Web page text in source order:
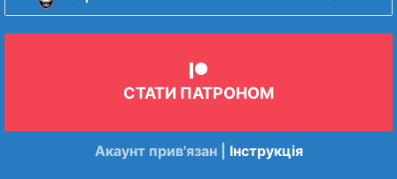
СТАТИ ПАТРОНОМ
Акаунт прив'язан | Інструкція